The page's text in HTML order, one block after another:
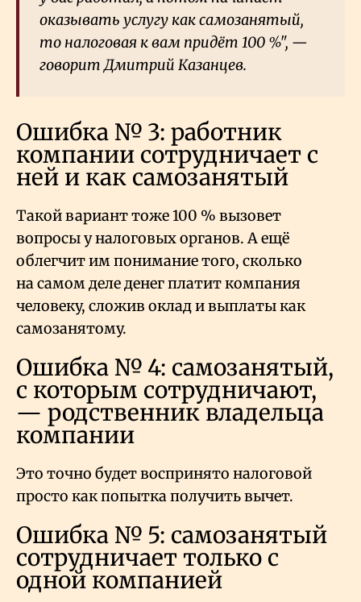
оказывать услугу как самозанятый,
то налоговая к вам придёт 100 %", —
говорит Дмитрий Казанцев.
Ошибка № 3: работник
компании сотрудничает с
ней и как самозанятый
Такой вариант тоже 100 % вызовет
вопросы у налоговых органов. А ещё
облегчит им понимание того, сколько
на самом деле денег платит компания
человеку, сложив оклад и выплаты как
самозанятому.
Ошибка № 4: самозанятый,
с которым сотрудничают,
— родственник владельца
компании
Это точно будет воспринято налоговой
просто как попытка получить вычет.
Ошибка № 5: самозанятый
сотрудничает только с
одной компанией